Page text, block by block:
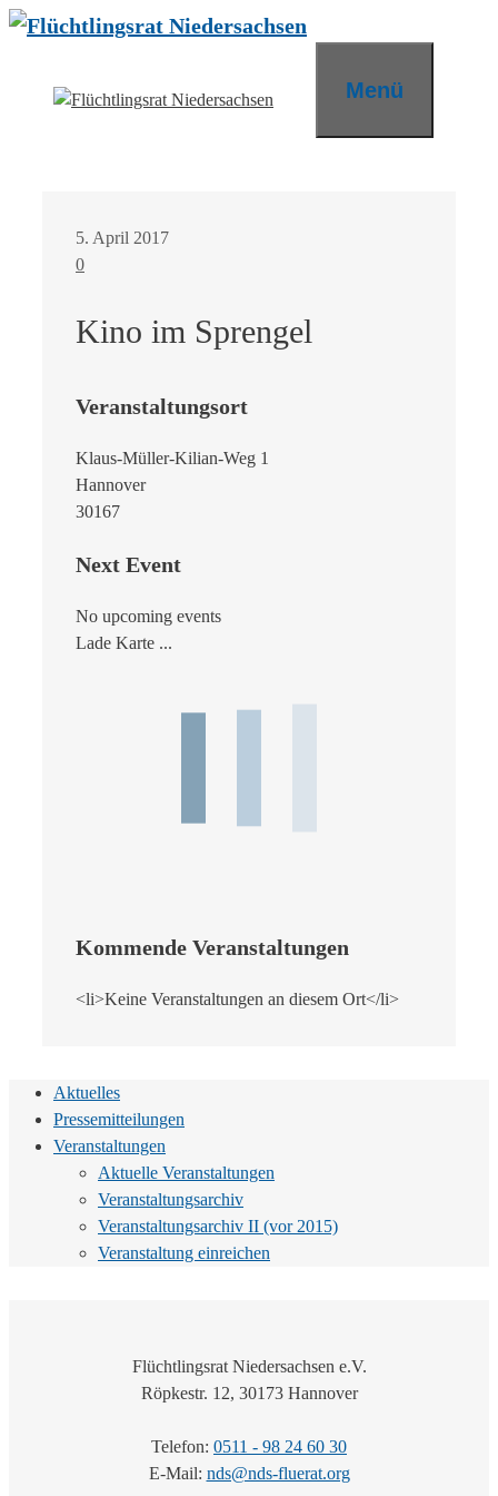
Zum
Menü
5. April 2017
0
Kino im Sprengel
Veranstaltungsort
Klaus-Müller-Kilian-Weg 1
Hannover
30167
Next Event
No upcoming events
Lade Karte ...
Kommende Veranstaltungen
<li>Keine Veranstaltungen an diesem Ort</li>
Aktuelles
Pressemitteilungen
Veranstaltungen
Aktuelle Veranstaltungen
Veranstaltungsarchiv
Veranstaltungsarchiv II (vor 2015)
Veranstaltung einreichen
Flüchtlingsrat Niedersachsen e.V.
Röpkestr. 12, 30173 Hannover
Telefon: 0511 - 98 24 60 30
E-Mail: nds@nds-fluerat.org